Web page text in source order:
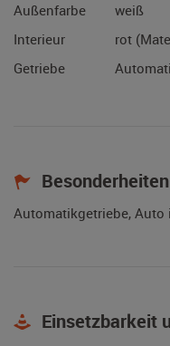
Außenfarbe
weiß
Interieur
rot
Getriebe
Besonderheiten
Automatikgetriebe, Auto
Einsetzbarkeit